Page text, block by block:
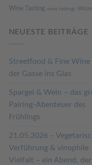
Wine Tasting wine tastings
NEUESTE BEITRÄGE
Streetfood & Fine Wine
der Gasse ins Glas
Spargel & Wein – das
Pairing-Abenteuer des
Frühlings
21.05.2026 –
Verführung & vinophile
Vielfalt – ein Abend,